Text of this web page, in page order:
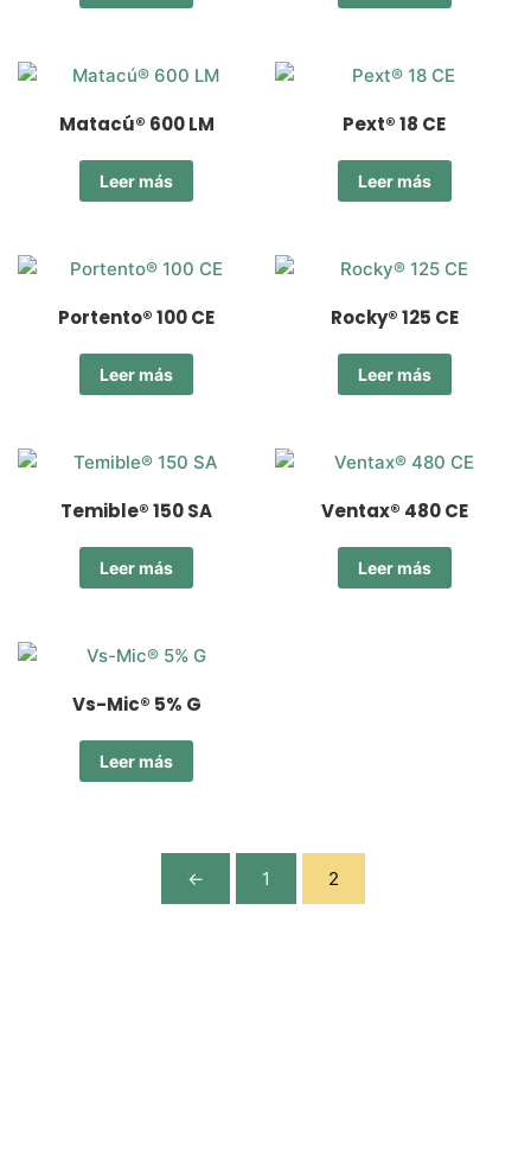
Matacú® 600 LM
Leer más
Pext® 18 CE
Leer más
Portento® 100 CE
Leer más
Rocky® 125 CE
Leer más
Temible® 150 SA
Leer más
Ventax® 480 CE
Leer más
Vs-Mic® 5% G
Leer más
← 1 2